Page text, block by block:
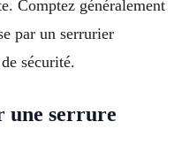
Comptez généralement
par un serrurier
sécurité.
une serrure